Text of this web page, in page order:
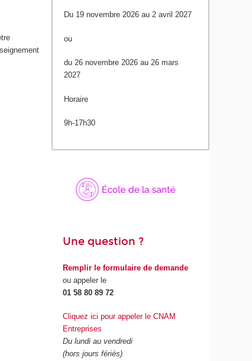
Du 19 novembre 2026 au 2 avril 2027
ou
du 26 novembre 2026 au 26 mars
2027
Horaire
9h-17h30
Une question ?
Remplir le formulaire de demande
ou appeler le
01 58 80 89 72
Cliquez ici pour appeler le CNAM
Entreprises
Du lundi au vendredi
(hors jours fériés)